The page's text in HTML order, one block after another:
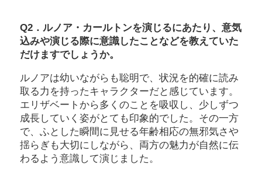
Q2．ルノア・カールトンを演じるにあたり、意気
込みや演じる際に意識したことなどを教えていた
だけますでしょうか。
ルノアは幼いながらも聡明で、状況を的確に読み
取る力を持ったキャラクターだと感じています。
エリザベートから多くのことを吸収し、少しずつ
成長していく姿がとても印象的でした。その一方
で、ふとした瞬間に見せる年齢相応の無邪気さや
揺らぎも大切にしながら、両方の魅力が自然に伝
わるよう意識して演じました。